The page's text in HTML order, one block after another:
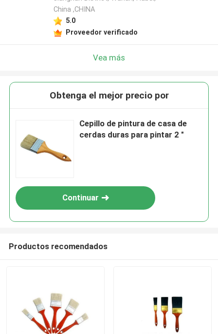
China ,CHINA
5.0
Proveedor verificado
Vea más
Obtenga el mejor precio por
Cepillo de pintura de casa de
cerdas duras para pintar 2 "
Continuar
Productos recomendados